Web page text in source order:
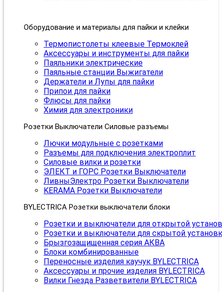
Оборудование и материалы для пайки и клейки
Термопистолеты клеевые Термоклей
Аксессуары и инструменты для пайки
Паяльники электрические
Паяльные станции Выжигатели
Держатели и Лупы для пайки
Припои для пайки
Флюсы для пайки
Химия для электроники
Розетки Выключатели Силовые разъемы
Лючки модульные с розетками
Разъемы для подключения электроплит
Силовые вилки и розетки
ЭЛЕКТ и ГОРС Розетки Выключатели
ЛивныЭлектро Розетки Выключатели
KERAMA Розетки Выключатели
BYLECTRICA Розетки выключатели блоки
Розетки и выключатели для открытой
Розетки и выключатели для скрытой
Брызгозащищенная серия АКВА
Блоки комбинированные
Переносные изделия каучук BYLECTRICA
Аксессуары и прочие изделия BYLECTRICA
Вилки Гнезда Разветвители BYLECTRICA